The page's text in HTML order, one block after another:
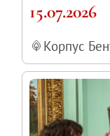
15.07.2026
Корпус